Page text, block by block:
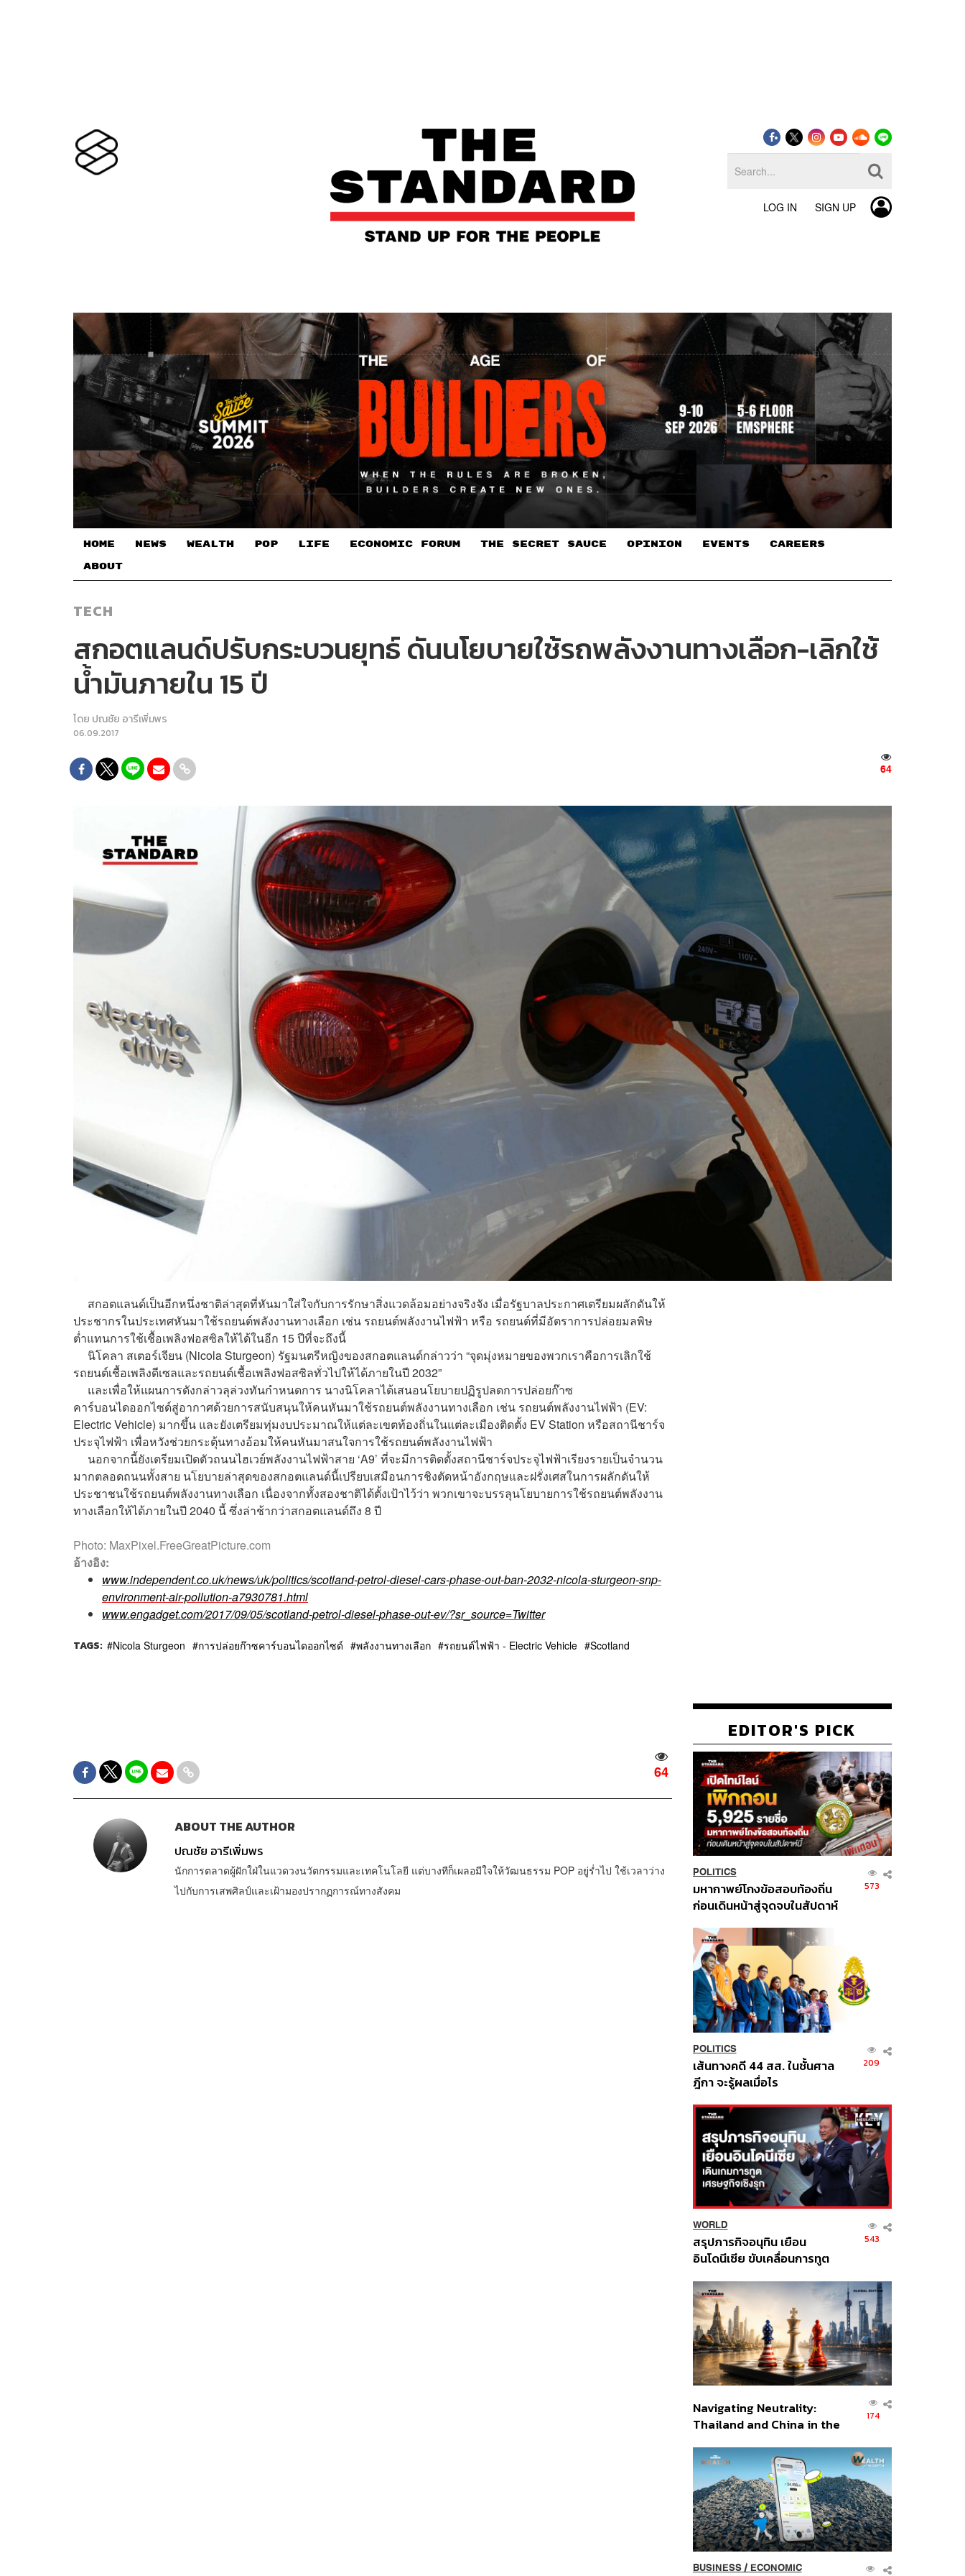
LOG IN SIGN UP
HOME NEWS WEALTH POP LIFE ECONOMIC FORUM THE SECRET SAUCE​ OPINION EVENTS CAREERS
ABOUT
TECH
สกอตแลนด์ปรับกระบวนยุทธ์ ดันนโยบายใช้รถพลังงานทางเลือก-เลิกใช้
น้ำมันภายใน 15 ปี
โดย ปณชัย อารีเพิ่มพร
06.09.2017
64
สกอตแลนด์เป็นอีกหนึ่งชาติล่าสุดที่หันมาใส่ใจกับการรักษาสิ่งแวดล้อมอย่างจริงจัง เมื่อรัฐบาลประกาศเตรียมผลักดันให้
ประชากรในประเทศหันมาใช้รถยนต์พลังงานทางเลือก เช่น รถยนต์พลังงานไฟฟ้า หรือ รถยนต์ที่มีอัตราการปล่อยมลพิษ
ต่ำแทนการใช้เชื้อเพลิงฟอสซิลให้ได้ในอีก 15 ปีที่จะถึงนี้
นิโคลา สเตอร์เจียน (Nicola Sturgeon) รัฐมนตรีหญิงของสกอตแลนด์กล่าวว่า “จุดมุ่งหมายของพวกเราคือการเลิกใช้
รถยนต์เชื้อเพลิงดีเซลและรถยนต์เชื้อเพลิงฟอสซิลทั่วไปให้ได้ภายในปี 2032”
และเพื่อให้แผนการดังกล่าวลุล่วงทันกำหนดการ นางนิโคลาได้เสนอนโยบายปฏิรูปลดการปล่อยก๊าซ
คาร์บอนไดออกไซด์สู่อากาศด้วยการสนับสนุนให้คนหันมาใช้รถยนต์พลังงานทางเลือก เช่น รถยนต์พลังงานไฟฟ้า (EV:
Electric Vehicle) มากขึ้น และยังเตรียมทุ่มงบประมาณให้แต่ละเขตท้องถิ่นในแต่ละเมืองติดตั้ง EV Station หรือสถานีชาร์จ
ประจุไฟฟ้า เพื่อหวังช่วยกระตุ้นทางอ้อมให้คนหันมาสนใจการใช้รถยนต์พลังงานไฟฟ้า
นอกจากนี้ยังเตรียมเปิดตัวถนนไฮเวย์พลังงานไฟฟ้าสาย ‘A9’ ที่จะมีการติดตั้งสถานีชาร์จประจุไฟฟ้าเรียงรายเป็นจำนวน
มากตลอดถนนทั้งสาย นโยบายล่าสุดของสกอตแลนด์นี้เปรียบเสมือนการชิงตัดหน้าอังกฤษและฝรั่งเศสในการผลักดันให้
ประชาชนใช้รถยนต์พลังงานทางเลือก เนื่องจากทั้งสองชาติได้ตั้งเป้าไว้ว่า พวกเขาจะบรรลุนโยบายการใช้รถยนต์พลังงาน
ทางเลือกให้ได้ภายในปี 2040 นี้ ซึ่งล่าช้ากว่าสกอตแลนด์ถึง 8 ปี
Photo: MaxPixel.FreeGreatPicture.com
อ้างอิง:
www.independent.co.uk/news/uk/politics/scotland-petrol-diesel-cars-phase-out-ban-2032-nicola-sturgeon-snp-
environment-air-pollution-a7930781.html
www.engadget.com/2017/09/05/scotland-petrol-diesel-phase-out-ev/?sr_source=Twitter
TAGS: Nicola Sturgeon การปล่อยก๊าซคาร์บอนไดออกไซด์ พลังงานทางเลือก รถยนต์ไฟฟ้า - Electric Vehicle Scotland
64
ABOUT THE AUTHOR
ปณชัย อารีเพิ่มพร
นักการตลาดผู้ฝักใฝ่ในแวดวงนวัตกรรมและเทคโนโลยี แต่บางทีก็เผลอมีใจให้วัฒนธรรม POP อยู่ร่ำไป ใช้เวลาว่าง
ไปกับการเสพศิลป์และเฝ้ามองปรากฏการณ์ทางสังคม
EDITOR'S PICK
POLITICS
มหากาพย์โกงข้อสอบท้องถิ่น
ก่อนเดินหน้าสู่จุดจบในสัปดาห์
573
POLITICS
เส้นทางคดี 44 สส. ในชั้นศาล
ฎีกา จะรู้ผลเมื่อไร
209
WORLD
สรุปภารกิจอนุทิน เยือน
อินโดนีเซีย ขับเคลื่อนการทูต
ส่วนยุทธศาสตร์ไทย –
อินโดนีเซีย
543
Navigating Neutrality:
Thailand and China in the
Order
174
BUSINESS/ ECONOMIC